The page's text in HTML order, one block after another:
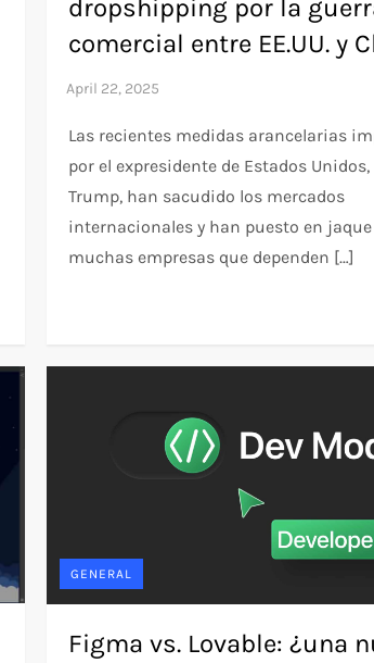
dropshipping por la
comercial entre EE.UU. y
Las recientes medidas arancelarias
por el expresidente de Estados
Trump, han sacudido los mercados
internacionales y han puesto en jaque
muchas empresas que dependen […]
GENERAL
Figma vs. Lovable: ¿una